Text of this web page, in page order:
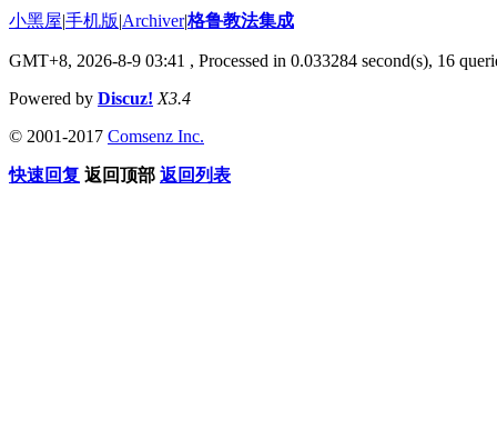
小黑屋|手机版|Archiver|格鲁教法集成
GMT+8, 2026-8-9 03:41 , Processed in 0.033284 second(s), 16
Powered by Discuz! X3.4
© 2001-2017 Comsenz Inc.
快速回复 返回顶部 返回列表